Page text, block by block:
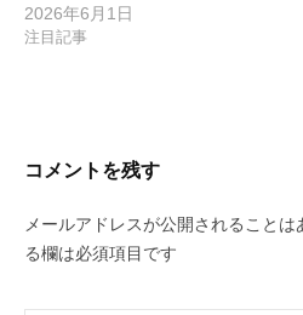
2026年6月1日
注目記事
コメントを残す
メールアドレスが公開されることは
る欄は必須項目です